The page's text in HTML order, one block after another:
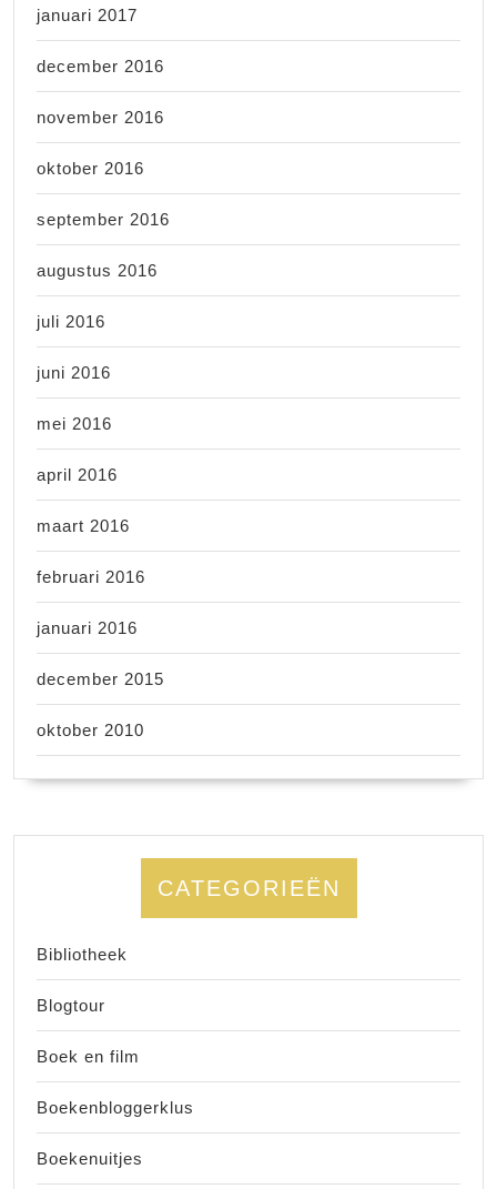
januari 2017
december 2016
november 2016
oktober 2016
september 2016
augustus 2016
juli 2016
juni 2016
mei 2016
april 2016
maart 2016
februari 2016
januari 2016
december 2015
oktober 2010
CATEGORIEËN
Bibliotheek
Blogtour
Boek en film
Boekenbloggerklus
Boekenuitjes